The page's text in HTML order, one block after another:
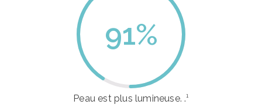
91%
Peau est plus lumineuse. .¹